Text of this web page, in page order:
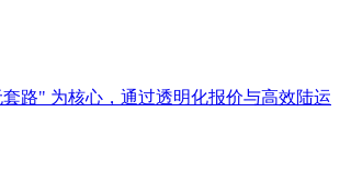
路" 为核心，通过透明化报价与高效陆运